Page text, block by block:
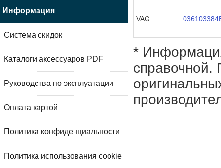
VAG
*
справочной.
Информация
Система скидок
Каталоги аксессуаров PDF
Руководства по эксплуатации
Оплата картой
Политика конфиденциальности
Политика использования cookie